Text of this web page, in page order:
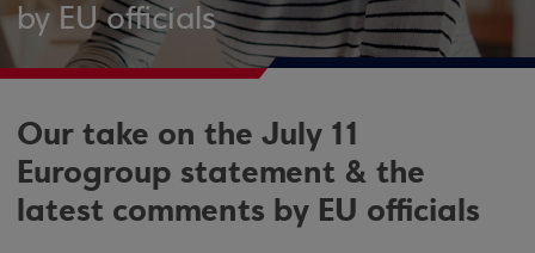
by EU officials
Our take on the July 11
Eurogroup statement & the
latest comments by EU officials